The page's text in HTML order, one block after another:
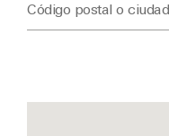
Código postal o ciudad